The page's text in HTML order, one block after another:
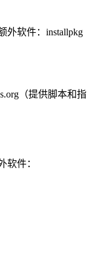
外软件：installpkg
（提供脚本和指
软件：